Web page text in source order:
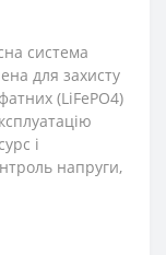
система
для захисту
(LiFePO4)
і
напруги,